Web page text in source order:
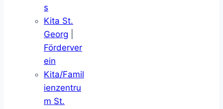
s
Kita St.
Georg
Förderver
ein
Kita/Famil
ienzentru
m St.